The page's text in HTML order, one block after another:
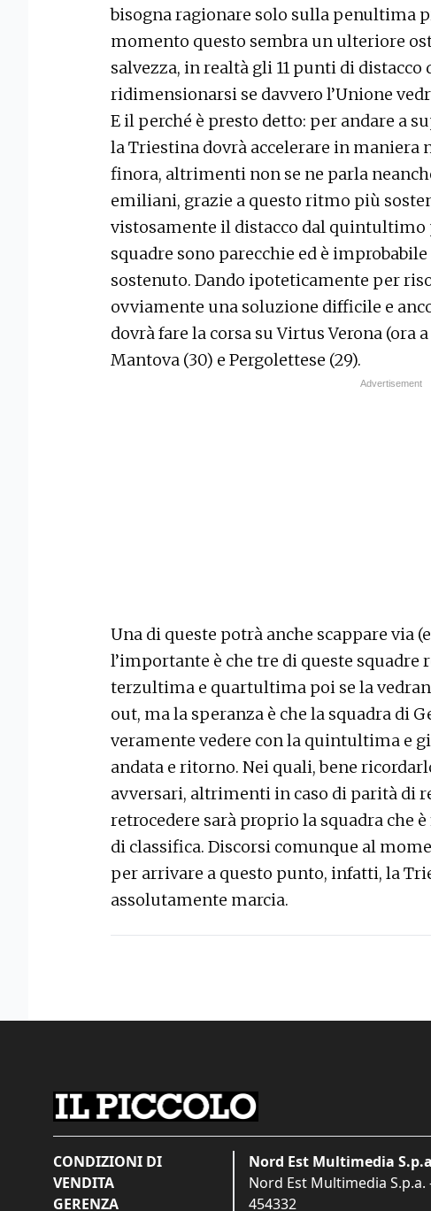
bisogna ragionare solo sulla penultima
momento questo sembra un ulteriore
salvezza, in realtà gli 11 punti di distacco
ridimensionarsi se davvero l’Unione
E il perché è presto detto: per andare a
la Triestina dovrà accelerare in
finora, altrimenti non se ne parla
emiliani, grazie a questo ritmo più
vistosamente il distacco dal quintultimo
squadre sono parecchie ed è
sostenuto. Dando ipoteticamente per
ovviamente una soluzione difficile e
dovrà fare la corsa su Virtus Verona (ora
Mantova (30) e Pergolettese (29).
Una di queste potrà anche scappare via
l’importante è che tre di queste
terzultima e quartultima poi se la
out, ma la speranza è che la squadra di
veramente vedere con la quintultima e
andata e ritorno. Nei quali, bene
avversari, altrimenti in caso di parità di
retrocedere sarà proprio la squadra che
di classifica. Discorsi comunque al
per arrivare a questo punto, infatti, la
assolutamente marcia.
CONDIZIONI DI
VENDITA
GERENZA
Nord Est Multimedia
Nord Est Multimedia S.p.a.
454332